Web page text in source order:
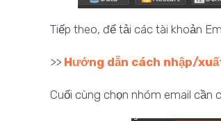
Tiếp theo, để tải các tài khoản
>> Hướng dẫn cách nhập/
Cuối cùng chọn nhóm email cần